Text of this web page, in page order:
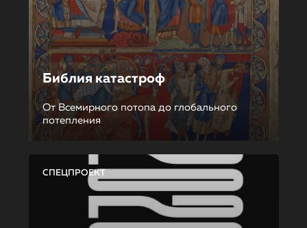
Библия катастроф
От Всемирного потопа до глобального
потепления
СПЕЦПРОЕКТ